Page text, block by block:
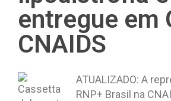
entregue em
CNAIDS
ATUALIZADO: A
RNP+ Brasil na